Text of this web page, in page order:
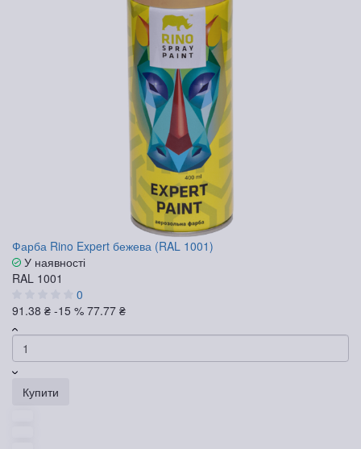
Фарба Rino Expert бежева (RAL 1001)
У наявності
RAL 1001
0
91.38 ₴ -15 % 77.77 ₴
Купити